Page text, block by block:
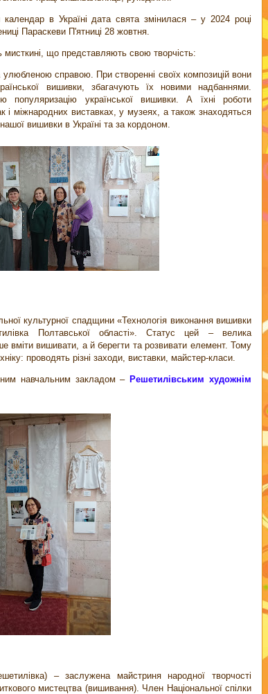
в Україні дата свята змінилася – у 2024 році
Параскеви П'ятниці 28 жовтня.
мисткині, що представляють свою творчість:
справою. При створенні своїх композицій вони
вишивки, збагачують їх новими надбаннями.
популяризацію української вишивки. А їхні роботи
і міжнародних виставках, у музеях, а також знаходяться
вишивки в Україні та за кордоном.
культурної спадщини «Технологія виконання вишивки
Полтавської області». Статус цей – велика
вміти вишивати, а й берегти та розвивати елемент. Тому
проводять різні заходи, виставки, майстер-класи.
навчальним закладом – Решетилівським художнім
– заслужена майстриня народної творчості
мистецтва (вишивання). Член Національної спілки